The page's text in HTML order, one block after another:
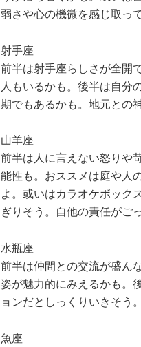
弱さや心の機微を感じ取っ
射手座
前半は射手座らしさが全開
人もいるかも。後半は自分
期でもあるかも。地元との
山羊座
前半は人に言えない怒りや
能性も。おススメは庭や人
よ。或いはカラオケボック
ぎりそう。自他の責任がご
水瓶座
前半は仲間との交流が盛ん
姿が魅力的にみえるかも。
ョンだとしっくりいきそう
魚座